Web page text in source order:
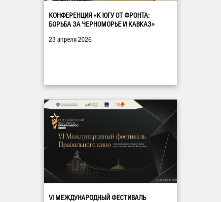
КОНФЕРЕНЦИЯ «К ЮГУ ОТ ФРОНТА:
БОРЬБА ЗА ЧЕРНОМОРЬЕ И КАВКАЗ»
23 апреля 2026
VI МЕЖДУНАРОДНЫЙ ФЕСТИВАЛЬ